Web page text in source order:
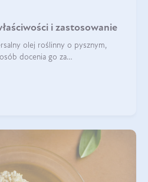
i zastosowanie
olej roślinny o pysznym,
docenia go za